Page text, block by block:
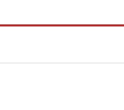
Agosto Lilás em